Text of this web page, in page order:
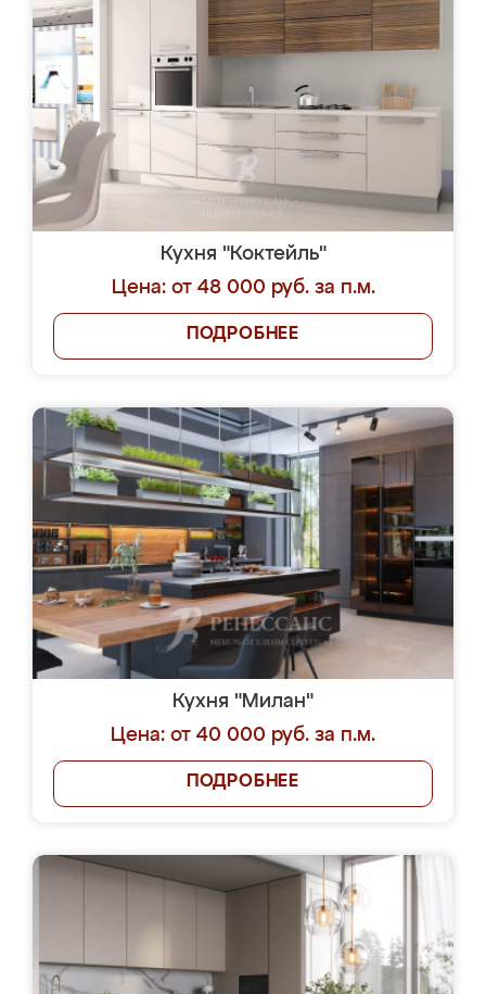
Кухня "Коктейль"
Цена: от 48 000 руб. за п.м.
ПОДРОБНЕЕ
Кухня "Милан"
Цена: от 40 000 руб. за п.м.
ПОДРОБНЕЕ